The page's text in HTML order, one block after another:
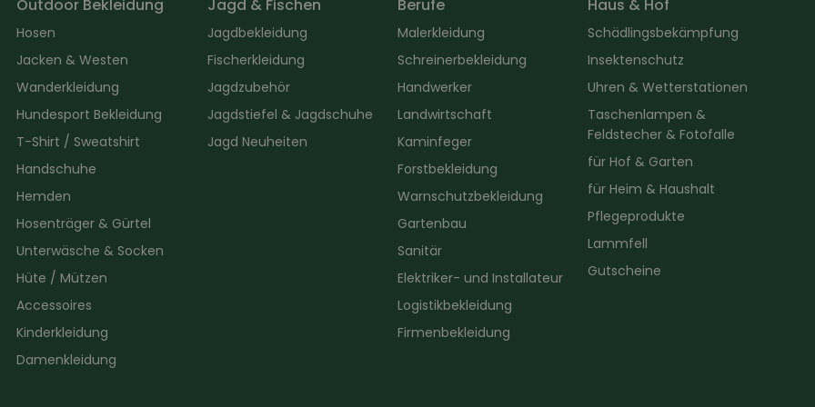
Outdoor Bekleidung
Hosen
Jacken & Westen
Wanderkleidung
Hundesport Bekleidung
T-Shirt / Sweatshirt
Handschuhe
Hemden
Hosenträger & Gürtel
Unterwäsche & Socken
Hüte / Mützen
Accessoires
Kinderkleidung
Damenkleidung
Jagd & Fischen
Jagdbekleidung
Fischerkleidung
Jagdzubehör
Jagdstiefel & Jagdschuhe
Jagd Neuheiten
Berufe
Malerkleidung
Schreinerbekleidung
Handwerker
Landwirtschaft
Kaminfeger
Forstbekleidung
Warnschutzbekleidung
Gartenbau
Sanitär
Elektriker- und Installateur
Logistikbekleidung
Firmenbekleidung
Haus & Hof
Schädlingsbekämpfung
Insektenschutz
Uhren & Wetterstationen
Taschenlampen &
Feldstecher & Fotofalle
für Hof & Garten
für Heim & Haushalt
Pflegeprodukte
Lammfell
Gutscheine